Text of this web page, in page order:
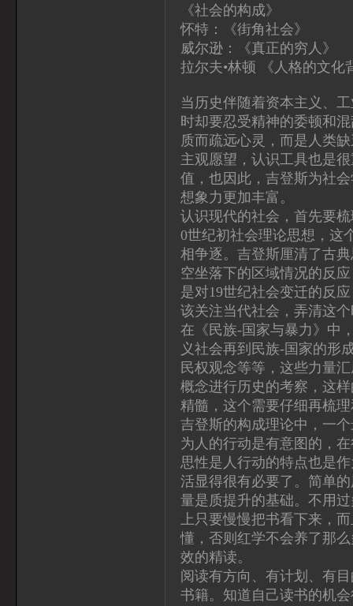
《社会的构成》
怀特：《街角社会》
威尔逊：《真正的穷人》
拉尔夫•林顿 《人格的文化
当历史伴随着资本主义、
时却要忍受精神的委顿和
质而疏远心灵，而是人类
主观愿望，认识工具也是
值，也因此，吉登斯为社
想象力更加丰富。
认识现代的社会，首先要
0世纪初社会理论思想，这
相争逐。吉登斯厘清了古
空坐落下的区域情况的反
是对19世纪社会变迁的反
该关注当代社会，弄清这
在《民族-国家与暴力》中
义社会再到民族-国家的形
民权观念等等，这些力量
概念进行历史的考察，这
精髓，这个需要仔细再梳
吉登斯的构成理论中，一
为人的行动是有意图的，
思性是人行动的特点也是
活显得很有必要了。简单
量是质提升的基础。不用
上只要慢慢把书看下来，
懂，否则红学不会养了那
效的精读。
阅读有方向、有计划、有
书籍。知道自己读书的机